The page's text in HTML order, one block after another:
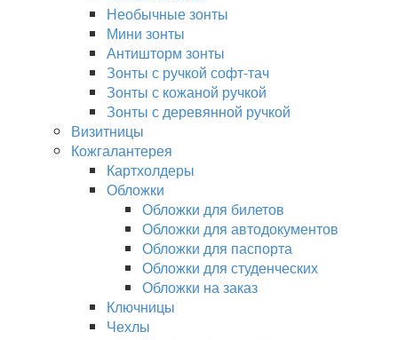
Необычные зонты
Мини зонты
Антишторм зонты
Зонты с ручкой софт-тач
Зонты с кожаной ручкой
Зонты с деревянной ручкой
Визитницы
Кожгалантерея
Картхолдеры
Обложки
Обложки для билетов
Обложки для автодокументов
Обложки для паспорта
Обложки для студенческих
Обложки на заказ
Ключницы
Чехлы